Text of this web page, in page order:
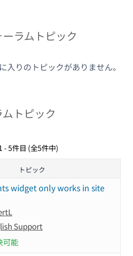
ラムトピック
入りのトピックがありません。
トピック
- 5件目 (全5件中)
トピック
widget only works in site
Support
可能